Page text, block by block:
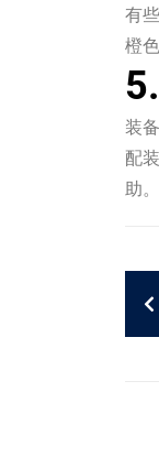
有
橙
装
配
助。